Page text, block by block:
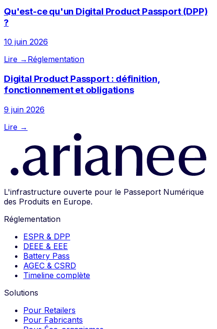
Qu'est-ce qu'un Digital Product Passport (DPP)
?
10 juin 2026
Lire → Réglementation
Digital Product Passport : définition,
fonctionnement et obligations
9 juin 2026
Lire →
L'infrastructure ouverte pour le Passeport Numérique
des Produits en Europe.
Réglementation
ESPR & DPP
DEEE & EEE
Battery Pass
AGEC & CSRD
Timeline complète
Solutions
Pour Retailers
Pour Fabricants